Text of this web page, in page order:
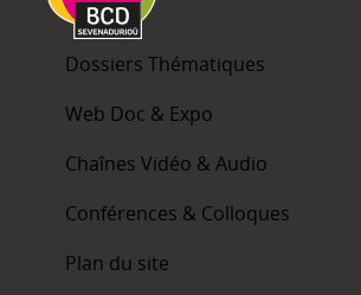
Dossiers Thématiques
Web Doc & Expo
Chaînes Vidéo & Audio
Conférences & Colloques
Plan du site